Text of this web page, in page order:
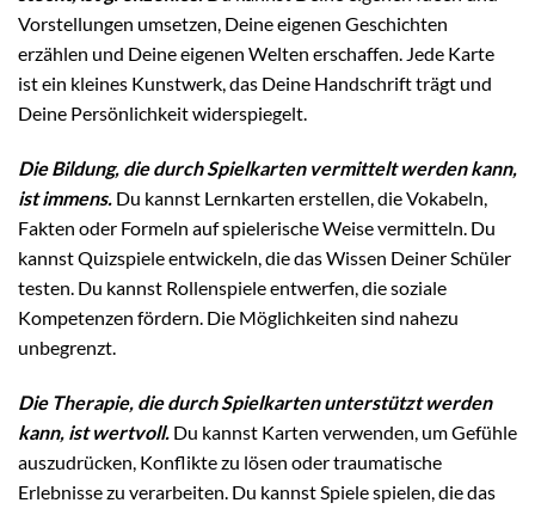
Vorstellungen umsetzen, Deine eigenen Geschichten
erzählen und Deine eigenen Welten erschaffen. Jede Karte
ist ein kleines Kunstwerk, das Deine Handschrift trägt und
Deine Persönlichkeit widerspiegelt.
Die Bildung, die durch Spielkarten vermittelt werden kann,
ist immens. Du kannst Lernkarten erstellen, die Vokabeln,
Fakten oder Formeln auf spielerische Weise vermitteln. Du
kannst Quizspiele entwickeln, die das Wissen Deiner Schüler
testen. Du kannst Rollenspiele entwerfen, die soziale
Kompetenzen fördern. Die Möglichkeiten sind nahezu
unbegrenzt.
Die Therapie, die durch Spielkarten unterstützt werden
kann, ist wertvoll. Du kannst Karten verwenden, um Gefühle
auszudrücken, Konflikte zu lösen oder traumatische
Erlebnisse zu verarbeiten. Du kannst Spiele spielen, die das